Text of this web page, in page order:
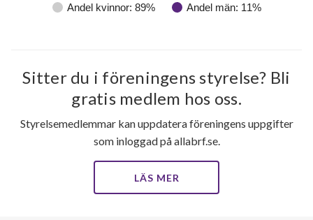
Andel kvinnor: 89% Andel män: 11%
Sitter du i föreningens styrelse? Bli
gratis medlem hos oss.
Styrelsemedlemmar kan uppdatera föreningens uppgifter
som inloggad på allabrf.se.
LÄS MER